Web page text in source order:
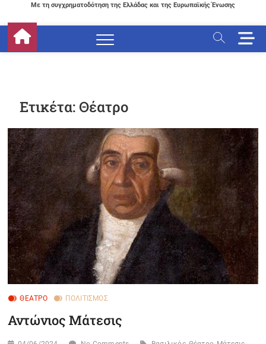
Με τη συγχρηματοδότηση της Ελλάδας και της Ευρωπαϊκής Ένωσης
M
e
o
n
Ετικέτα: Θέατρο
ΘΈΑΤΡΟ ΠΟΛΙΤΙΣΜΌΣ
Αντώνιος Μάτεσις